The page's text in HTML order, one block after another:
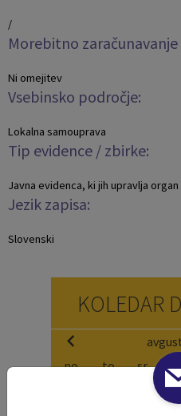
/
Morebitno
Ni omejitev
Vsebinsko področje:
Lokalna samouprava
Tip evidence / zbirke:
Javna evidenca, ki jih upravlja organ
Jezik zapisa:
Slovenski
KOLEDAR
po
to sr če
30